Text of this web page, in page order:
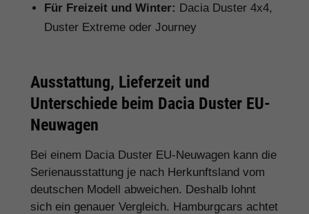
Für Freizeit und Winter: Dacia Duster 4x4,
Duster Extreme oder Journey
Ausstattung, Lieferzeit und
Unterschiede beim Dacia Duster EU-
Neuwagen
Bei einem Dacia Duster EU-Neuwagen kann die
Serienausstattung je nach Herkunftsland vom
deutschen Modell abweichen. Deshalb lohnt
sich ein genauer Vergleich. Hamburgcars achtet